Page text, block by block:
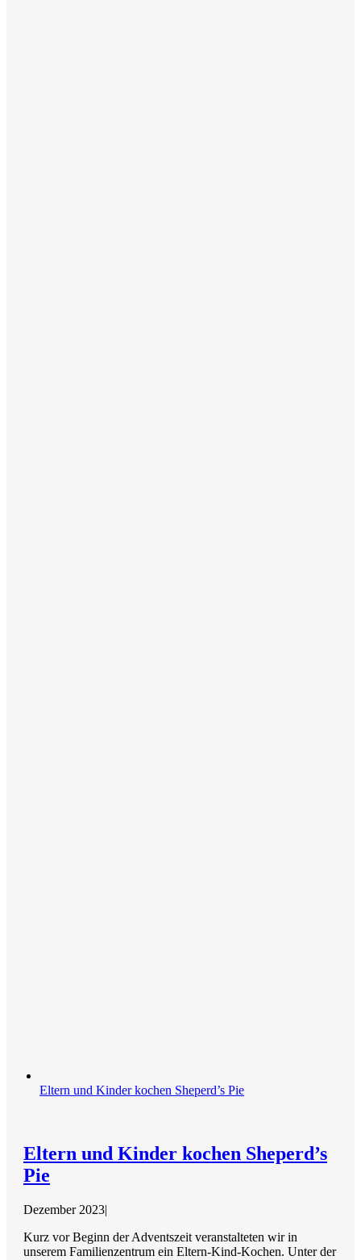
Eltern und Kinder kochen Sheperd’s Pie
Eltern und Kinder kochen Sheperd’s
Pie
Dezember 2023|
Kurz vor Beginn der Adventszeit veranstalteten wir in
unserem Familienzentrum ein Eltern-Kind-Kochen. Unter der